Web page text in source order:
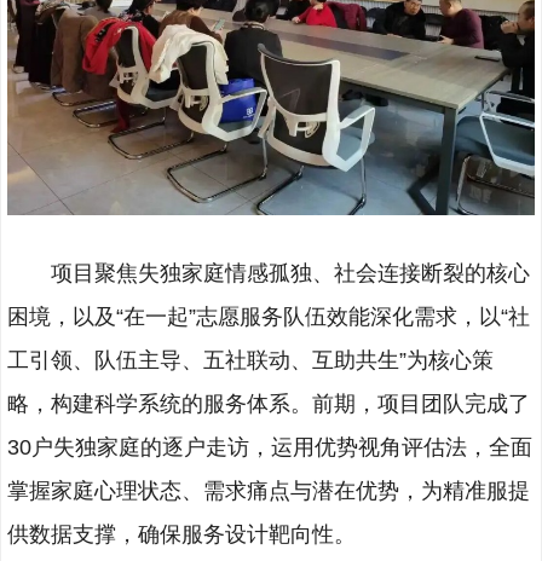
项目聚焦失独家庭情感孤独、社会连接断裂的核心
困境，以及“在一起”志愿服务队伍效能深化需求，以“社
工引领、队伍主导、五社联动、互助共生”为核心策
略，构建科学系统的服务体系。前期，项目团队完成了
30户失独家庭的逐户走访，运用优势视角评估法，全面
掌握家庭心理状态、需求痛点与潜在优势，为精准服提
供数据支撑，确保服务设计靶向性。